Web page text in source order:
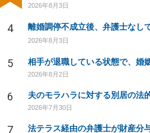
2026年8月3日
4
2026年8月3日
5
2026年8月2日
6
2026年7月30日
7